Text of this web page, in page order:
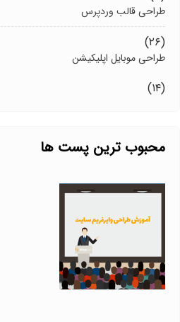
طراحی قالب وردپرس
(۲۶)
طراحی موبایل اپلیکیشن
(۱۴)
محبوب ترین پست ها